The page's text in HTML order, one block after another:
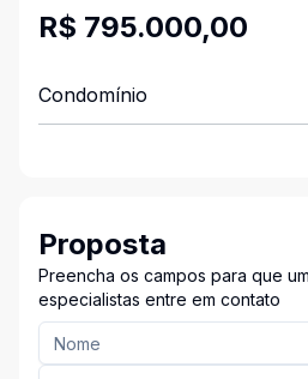
R$ 795.000,00
Condomínio
Proposta
Preencha os campos para que
especialistas entre em contato